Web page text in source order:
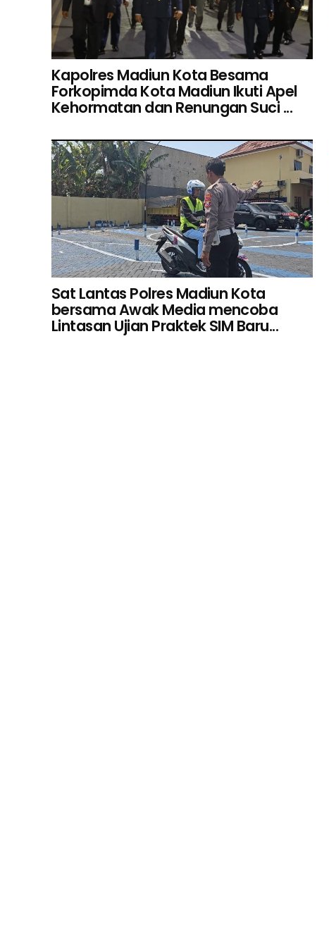
Kapolres Madiun Kota Besama
Forkopimda Kota Madiun Ikuti Apel
Kehormatan dan Renungan Suci ...
Sat Lantas Polres Madiun Kota
bersama Awak Media mencoba
Lintasan Ujian Praktek SIM Baru...